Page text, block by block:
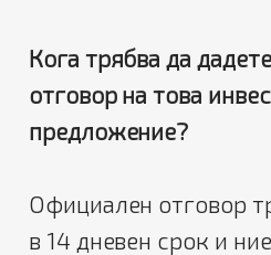
Кога трябва да
отговор на това
предложение?
Официален отговор
в 14 дневен срок и